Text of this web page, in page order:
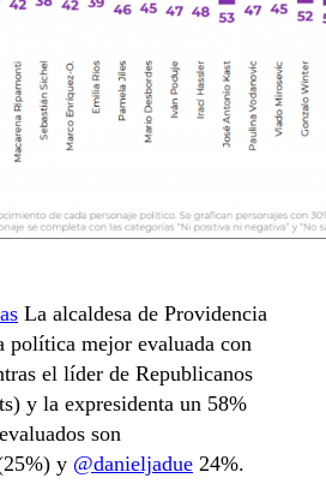
La alcaldesa de Providencia
política mejor evaluada con
el líder de Republicanos
y la expresidenta un 58%
son
y @danieljadue 24%.